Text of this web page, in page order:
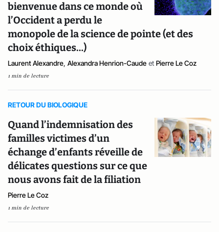
bienvenue dans ce monde où
l’Occident a perdu le
monopole de la science de pointe (et des
choix éthiques...)
Laurent Alexandre, Alexandra Henrion-Caude et Pierre Le Coz
1 min de lecture
RETOUR DU BIOLOGIQUE
Quand l’indemnisation des
familles victimes d’un
échange d’enfants réveille de
délicates questions sur ce que
nous avons fait de la filiation
Pierre Le Coz
1 min de lecture